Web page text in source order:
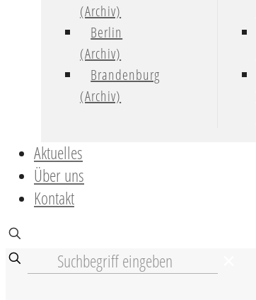
(Archiv)
Berlin
(Archiv)
Brandenburg
(Archiv)
Aktuelles
Über uns
Kontakt